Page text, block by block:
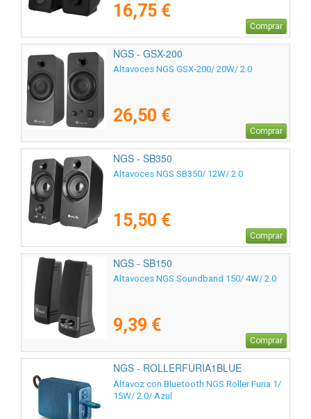
16,75 €
Comprar
NGS - GSX-200
Altavoces NGS GSX-200/ 20W/ 2.0
26,50 €
Comprar
NGS - SB350
Altavoces NGS SB350/ 12W/ 2.0
15,50 €
Comprar
NGS - SB150
Altavoces NGS Soundband 150/ 4W/ 2.0
9,39 €
Comprar
NGS - ROLLERFURIA1BLUE
Altavoz con Bluetooth NGS Roller Furia 1/
15W/ 2.0/ Azul